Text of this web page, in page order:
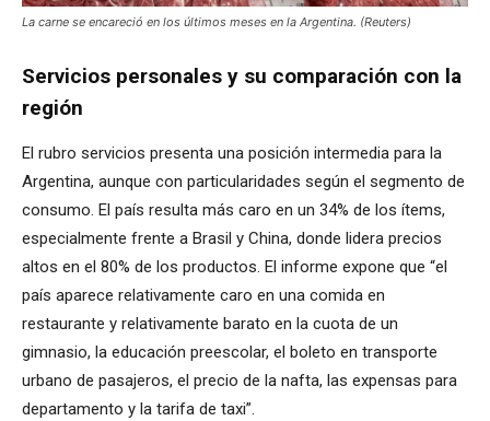
La carne se encareció en los últimos meses en la Argentina. (Reuters)
Servicios personales y su comparación con la
región
El rubro servicios presenta una posición intermedia para la
Argentina, aunque con particularidades según el segmento de
consumo. El país resulta más caro en un 34% de los ítems,
especialmente frente a Brasil y China, donde lidera precios
altos en el 80% de los productos. El informe expone que “el
país aparece relativamente caro en una comida en
restaurante y relativamente barato en la cuota de un
gimnasio, la educación preescolar, el boleto en transporte
urbano de pasajeros, el precio de la nafta, las expensas para
departamento y la tarifa de taxi”.